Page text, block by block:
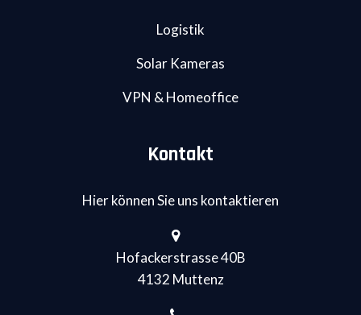
Logistik
Solar Kameras
VPN & Homeoffice
Kontakt
Hier können Sie uns kontaktieren
Hofackerstrasse 40B
4132 Muttenz